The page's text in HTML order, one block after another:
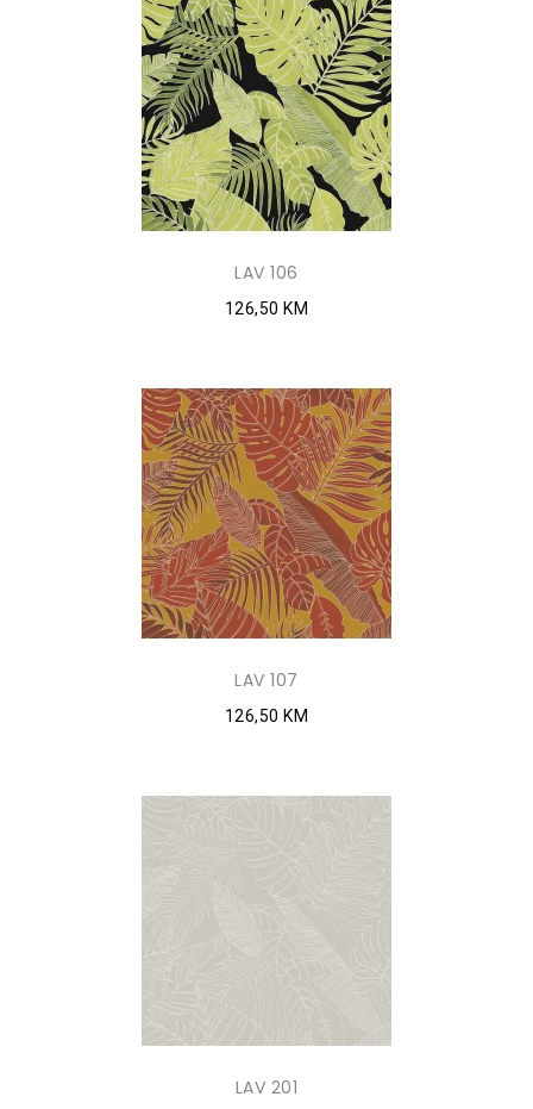
LAV 106
126,50 KM
LAV 107
126,50 KM
LAV 201